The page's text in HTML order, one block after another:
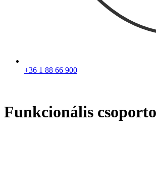
+36 1 88 66 900
Funkcionális